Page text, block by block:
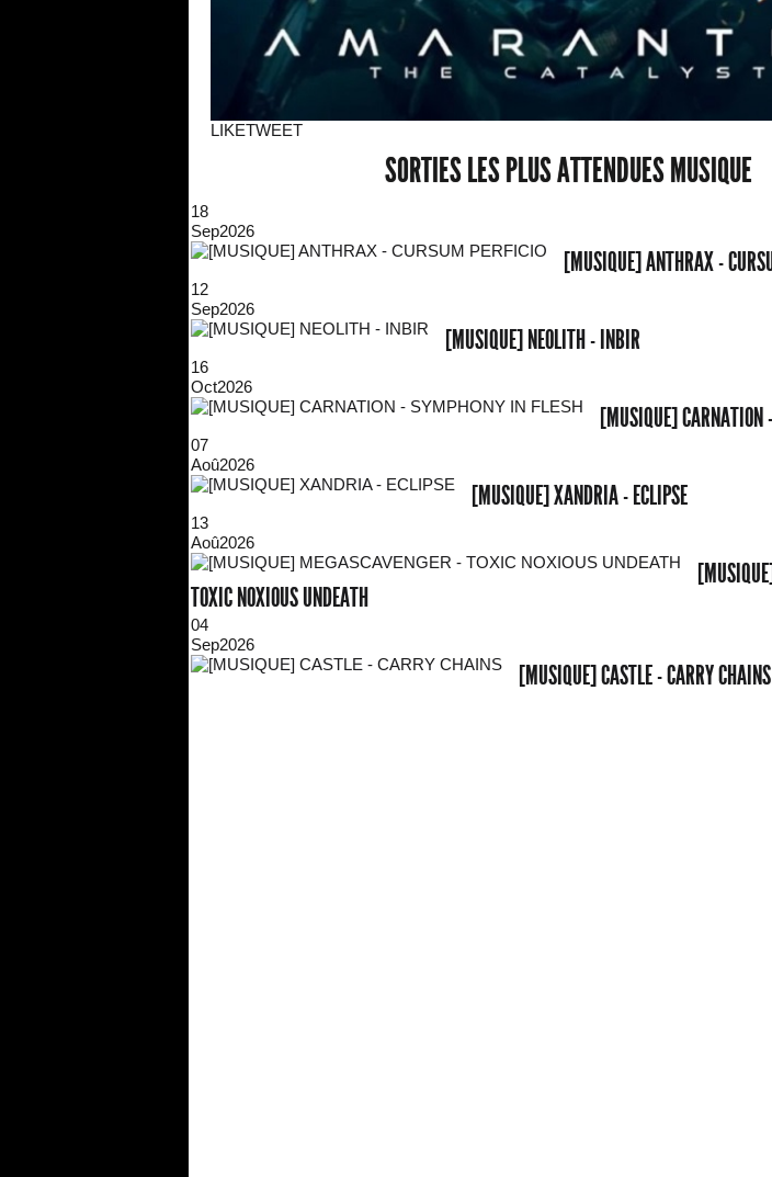
LIKETWEET
SORTIES LES PLUS ATTENDUES MUSIQUE
18
Sep2026
[MUSIQUE] ANTHRAX -
12
Sep2026
[MUSIQUE] NEOLITH - INBIR
16
Oct2026
[MUSIQUE] CARNATION
07
Aoû2026
[MUSIQUE] XANDRIA - ECLIPSE
13
Aoû2026
TOXIC NOXIOUS UNDEATH
04
Sep2026
[MUSIQUE] CASTLE - CARRY CHAINS